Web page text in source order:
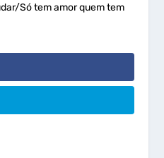
Só tem amor quem tem